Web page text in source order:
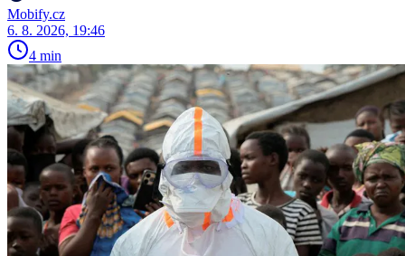
Mobify.cz
6. 8. 2026, 19:46
4 min